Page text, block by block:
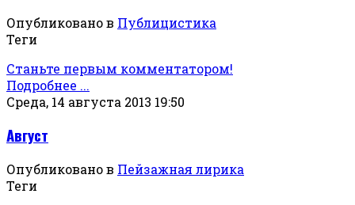
Опубликовано в Публицистика
Теги
Станьте первым комментатором!
Подробнее ...
Среда, 14 августа 2013 19:50
Август
Опубликовано в Пейзажная лирика
Теги